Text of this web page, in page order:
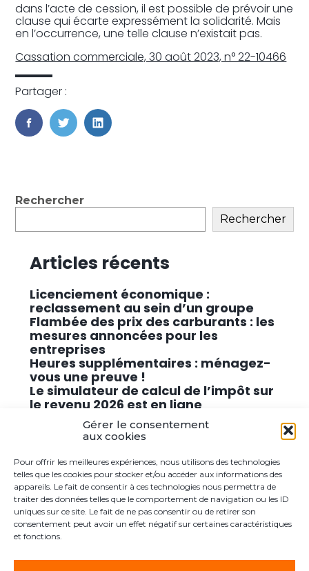
Gérer le consentement
aux cookies
Pour offrir les meilleures expériences, nous utilisons des technologies
telles que les cookies pour stocker et/ou accéder aux informations des
appareils. Le fait de consentir à ces technologies nous permettra de
traiter des données telles que le comportement de navigation ou les ID
uniques sur ce site. Le fait de ne pas consentir ou de retirer son
consentement peut avoir un effet négatif sur certaines caractéristiques
et fonctions.
dans l’acte de cession, il est possible de prévoir une
clause qui écarte expressément la solidarité. Mais
en l’occurrence, une telle clause n’existait pas.
Cassation commerciale, 30 août 2023, n° 22-10466
Partager :
FaceBook
TwitterLinkedIn
Blog
Rechercher
Rechercher
Articles récents
Licenciement économique :
reclassement au sein d’un groupe
Flambée des prix des carburants : les
mesures annoncées pour les
entreprises
Heures supplémentaires : ménagez-
vous une preuve !
Le simulateur de calcul de l’impôt sur
le revenu 2026 est en ligne
Promouvoir des solutions de
cybersécurité conformes au RGPD
Commentaires récents
Aucun commentaire à afficher.